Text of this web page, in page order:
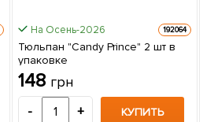
На Осень-2026 192064
Тюльпан "Candy Prince" 2 шт в
упаковке
148 грн
- + КУПИТЬ